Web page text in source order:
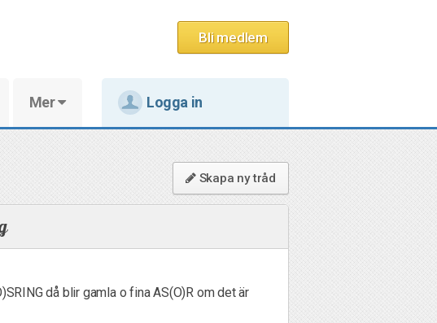
Bli medlem
Mer Logga in
Skapa ny tråd
då blir gamla o fina AS(O)R om det är